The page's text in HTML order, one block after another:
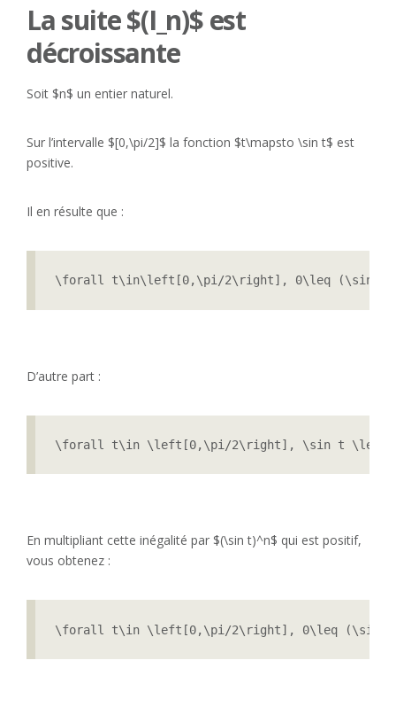
La suite $(I_n)$ est
décroissante
Soit $n$ un entier naturel.
Sur l’intervalle $[0,\pi/2]$ la fonction $t\mapsto \sin t$ est
positive.
Il en résulte que :
\forall t\in\left[0,\pi/2\right], 0\leq (\sin
D’autre part :
\forall t\in \left[0,\pi/2\right], \sin t \leq
En multipliant cette inégalité par $(\sin t)^n$ qui est positif,
vous obtenez :
\forall t\in \left[0,\pi/2\right], 0\leq (\sin